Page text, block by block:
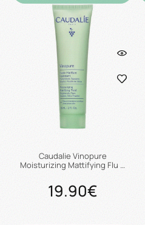
Caudalie Vinopure
Moisturizing Mattifying Flu …
19.90€